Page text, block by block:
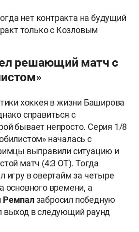
нет контракта на будущий
только с Козловым
решающий матч с
хоккея в жизни Баширова
справиться с
бывает непросто. Серия 1/8
началась с
выправили ситуацию и
матч (4:3 ОТ). Тогда
игру в овертайм за четыре
основного времени, а
Ремпалзабросил победную
выход в следующий раунд